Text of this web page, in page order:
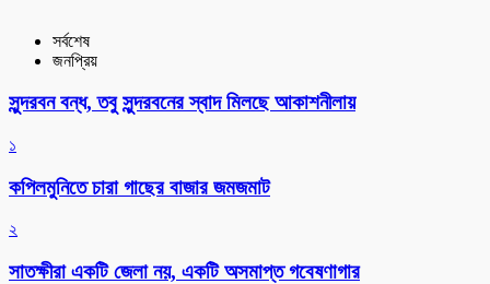
সর্বশেষ
জনপ্রিয়
সুন্দরবন বন্ধ, তবু সুন্দরবনের স্বাদ মিলছে আকাশনীলায়
১
কপিলমুনিতে চারা গাছের বাজার জমজমাট
২
সাতক্ষীরা একটি জেলা নয়, একটি অসমাপ্ত গবেষণাগার